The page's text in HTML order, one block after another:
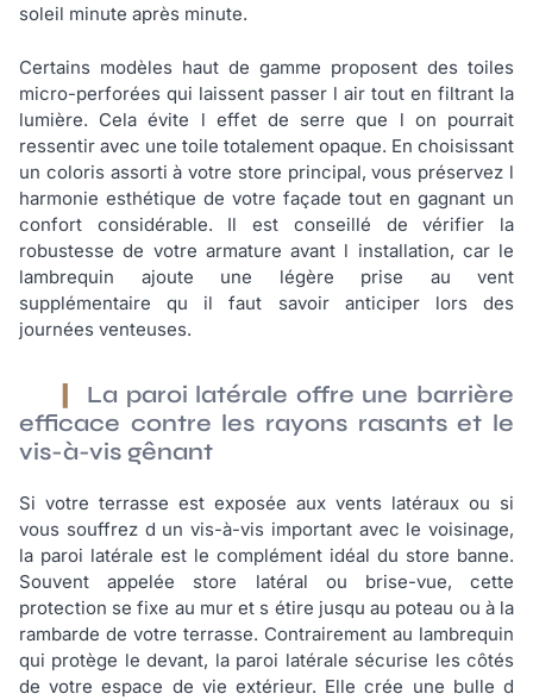
soleil minute après minute.
Certains modèles haut de gamme proposent des toiles
micro-perforées qui laissent passer l air tout en filtrant la
lumière. Cela évite l effet de serre que l on pourrait
ressentir avec une toile totalement opaque. En choisissant
un coloris assorti à votre store principal, vous préservez l
harmonie esthétique de votre façade tout en gagnant un
confort considérable. Il est conseillé de vérifier la
robustesse de votre armature avant l installation, car le
lambrequin ajoute une légère prise au vent
supplémentaire qu il faut savoir anticiper lors des
journées venteuses.
La paroi latérale offre une barrière
efficace contre les rayons rasants et le
vis-à-vis gênant
Si votre terrasse est exposée aux vents latéraux ou si
vous souffrez d un vis-à-vis important avec le voisinage,
la paroi latérale est le complément idéal du store banne.
Souvent appelée store latéral ou brise-vue, cette
protection se fixe au mur et s étire jusqu au poteau ou à la
rambarde de votre terrasse. Contrairement au lambrequin
qui protège le devant, la paroi latérale sécurise les côtés
de votre espace de vie extérieur. Elle crée une bulle d